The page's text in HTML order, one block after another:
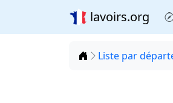
lavoirs.org
Accueil
Liste par